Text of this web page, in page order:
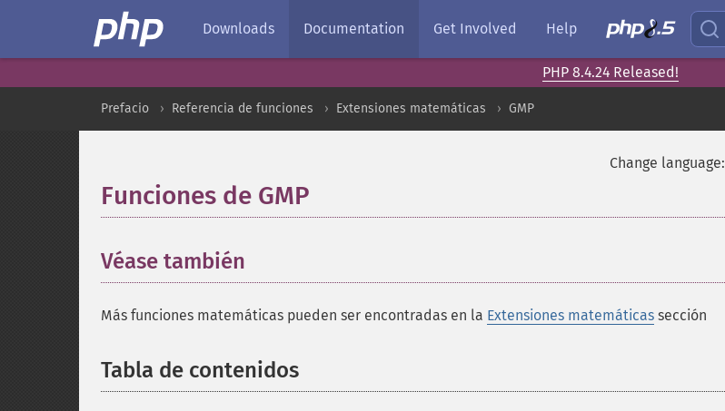
Downloads Documentation Get Involved Help
PHP 8.4.24 Released!
Prefacio Referencia de funciones Extensiones matemáticas GMP
Change language:
Funciones de GMP
Véase también
Más funciones matemáticas pueden ser encontradas en la Extensiones matemáticas sección
Tabla de contenidos